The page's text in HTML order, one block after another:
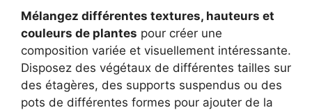
Mélangez différentes textures, hauteurs et
couleurs de plantes pour créer une
composition variée et visuellement intéressante.
Disposez des végétaux de différentes tailles sur
des étagères, des supports suspendus ou des
pots de différentes formes pour ajouter de la